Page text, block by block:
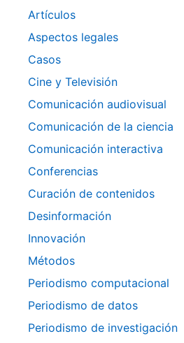
Artículos
Aspectos legales
Casos
Cine y Televisión
Comunicación audiovisual
Comunicación de la ciencia
Comunicación interactiva
Conferencias
Curación de contenidos
Desinformación
Innovación
Métodos
Periodismo computacional
Periodismo de datos
Periodismo de investigación